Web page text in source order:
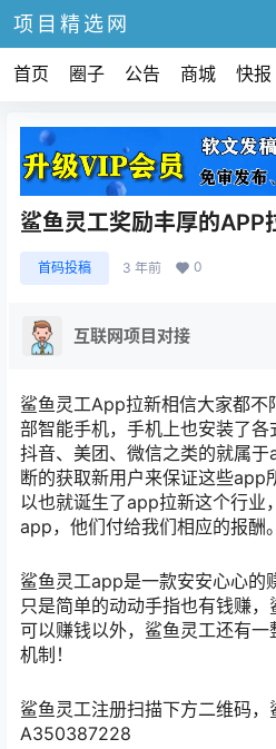
项目精选网
首页 圈子 公告 商城 快报
鲨鱼灵工奖励丰厚的APP
首码投稿 3 年前 0
互联网项目对接
鲨鱼灵工App拉新相信大家都不
部智能手机，手机上也安装了
抖音、美团、微信之类的就属
断的获取新用户来保证这些app
以也就诞生了app拉新这个行业
app，他们付给我们相应的报酬。
鲨鱼灵工app是一款安安心心的
只是简单的动动手指也有钱赚
可以赚钱以外，鲨鱼灵工还有
机制！
鲨鱼灵工注册扫描下方二维码，
A350387228